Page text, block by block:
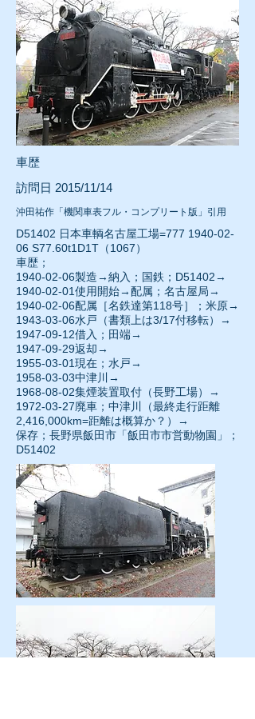
車歴
訪問日 2015/11/14
沖田祐作「機関車表フル・コンプリート版」引用
D51402 日本車輌名古屋工場=777 1940-02-
06 S77.60t1D1T（1067）
車歴；
1940-02-06製造→納入；国鉄；D51402→
1940-02-01使用開始→配属；名古屋局→
1940-02-06配属［名鉄達第118号］；米原→
1943-03-06水戸（書類上は3/17付移転）→
1947-09-12借入；田端→
1947-09-29返却→
1955-03-01現在；水戸→
1958-03-03中津川→
1968-08-02集煙装置取付（長野工場）→
1972-03-27廃車；中津川（最終走行距離
2,416,000km=距離は概算か？）→
保存；長野県飯田市「飯田市市営動物園」；
D51402